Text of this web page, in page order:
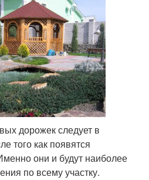
дорожек следует в
того как появятся
они и будут наиболее
по всему участку.